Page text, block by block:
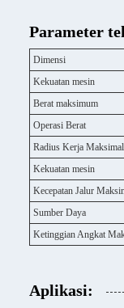
Parameter
Dimensi
Kekuatan mesin
Berat maksimum
Operasi Berat
Radius Kerja Maksimal
Kekuatan mesin
Kecepatan Jalur
Sumber Daya
Ketinggian Angkat
Aplikasi: